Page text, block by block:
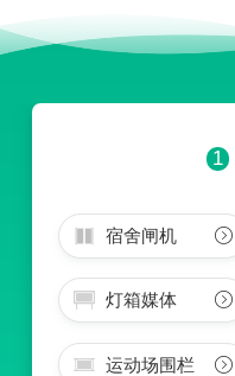
1
宿舍闸机
灯箱媒体
运动场围栏